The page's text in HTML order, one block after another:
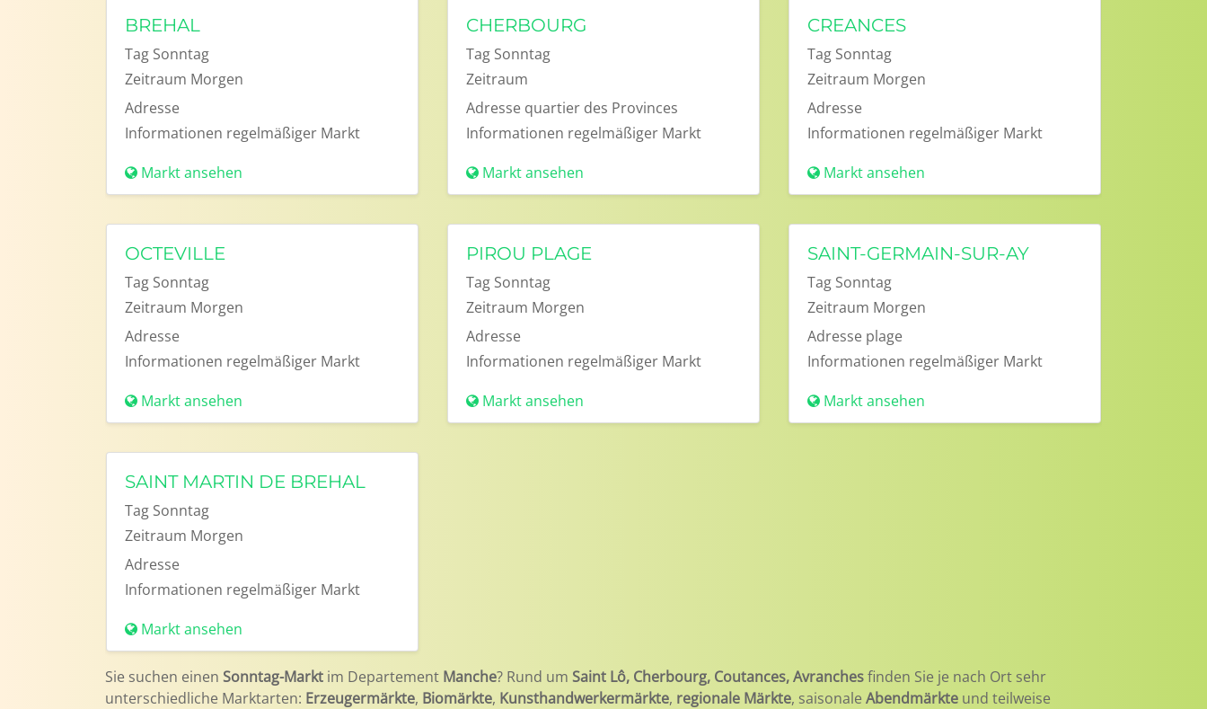
BREHAL
Tag Sonntag
Zeitraum Morgen
Adresse
Informationen regelmäßiger Markt
Markt ansehen
CHERBOURG
Tag Sonntag
Zeitraum
Adresse quartier des Provinces
Informationen regelmäßiger Markt
Markt ansehen
CREANCES
Tag Sonntag
Zeitraum Morgen
Adresse
Informationen regelmäßiger Markt
Markt ansehen
OCTEVILLE
Tag Sonntag
Zeitraum Morgen
Adresse
Informationen regelmäßiger Markt
Markt ansehen
PIROU PLAGE
Tag Sonntag
Zeitraum Morgen
Adresse
Informationen regelmäßiger Markt
Markt ansehen
SAINT-GERMAIN-SUR-AY
Tag Sonntag
Zeitraum Morgen
Adresse plage
Informationen regelmäßiger Markt
Markt ansehen
SAINT MARTIN DE BREHAL
Tag Sonntag
Zeitraum Morgen
Adresse
Informationen regelmäßiger Markt
Markt ansehen
Sie suchen einen Sonntag-Markt im Departement Manche? Rund um Saint Lô, Cherbourg, Coutances, Avranchesfinden Sie je nach Ort sehr
unterschiedliche Marktarten: Erzeugermärkte, Biomärkte, Kunsthandwerkermärkte, regionale Märkte, saisonale Abendmärkte und teilweise